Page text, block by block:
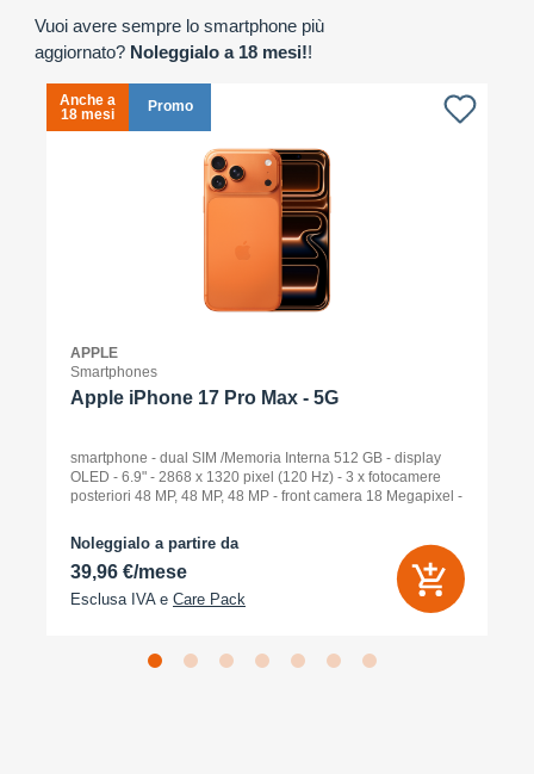
Vuoi avere sempre lo smartphone più
aggiornato? Noleggialo a 18 mesi!!
Anche a
18 mesi
Promo
APPLE
Smartphones
Apple iPhone 17 Pro Max - 5G
smartphone - dual SIM /Memoria Interna 512 GB - display
OLED - 6.9" - 2868 x 1320 pixel (120 Hz) - 3 x fotocamere
posteriori 48 MP, 48 MP, 48 MP - front camera 18 Megapixel -
Noleggialo a partire da
39,96 €/mese
Esclusa IVA e Care Pack